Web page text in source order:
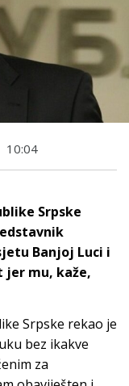
10:04
Srpske
Banjoj Luci i
jer mu, kaže,
Srpske rekao je
bez ikakve
za